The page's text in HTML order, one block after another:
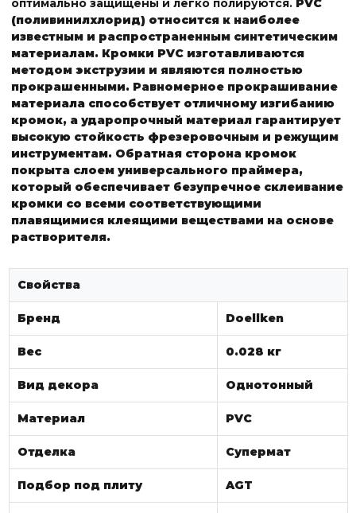
(поливинилхлорид) относится к наиболее
известным и распространенным синтетическим
материалам. Кромки PVC изготавливаются
методом экструзии и являются полностью
прокрашенными. Равномерное прокрашивание
материала способствует отличному изгибанию
кромок, а ударопрочный материал гарантирует
высокую стойкость фрезеровочным и режущим
инструментам. Обратная сторона кромок
покрыта слоем универсального праймера,
который обеспечивает безупречное склеивание
кромки со всеми соответствующими
плавящимися клеящими веществами на основе
растворителя.
Свойства
Бренд Doellken
Вес 0.028 кг
Вид декора Однотонный
Материал PVC
Отделка Супермат
Подбор под плиту AGT